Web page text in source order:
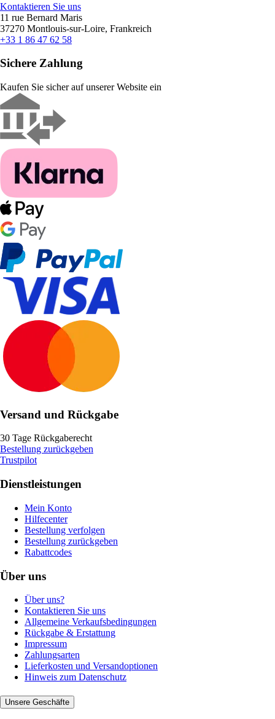
Kontaktieren Sie uns
11 rue Bernard Maris
37270 Montlouis-sur-Loire, Frankreich
+33 1 86 47 62 58
Sichere Zahlung
Kaufen Sie sicher auf unserer Website ein
Versand und Rückgabe
30 Tage Rückgaberecht
Bestellung zurückgeben
Trustpilot
Dienstleistungen
Mein Konto
Hilfecenter
Bestellung verfolgen
Bestellung zurückgeben
Rabattcodes
Über uns
Über uns?
Kontaktieren Sie uns
Allgemeine Verkaufsbedingungen
Rückgabe & Erstattung
Impressum
Zahlungsarten
Lieferkosten und Versandoptionen
Hinweis zum Datenschutz
Unsere Geschäfte